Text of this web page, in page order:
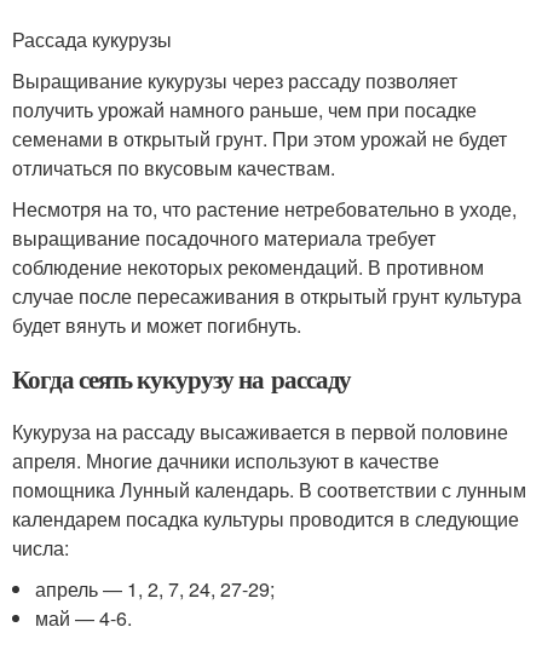
Рассада кукурузы
Выращивание кукурузы через рассаду позволяет
получить урожай намного раньше, чем при посадке
семенами в открытый грунт. При этом урожай не будет
отличаться по вкусовым качествам.
Несмотря на то, что растение нетребовательно в уходе,
выращивание посадочного материала требует
соблюдение некоторых рекомендаций. В противном
случае после пересаживания в открытый грунт культура
будет вянуть и может погибнуть.
Когда сеять кукурузу на рассаду
Кукуруза на рассаду высаживается в первой половине
апреля. Многие дачники используют в качестве
помощника Лунный календарь. В соответствии с лунным
календарем посадка культуры проводится в следующие
числа:
апрель — 1, 2, 7, 24, 27-29;
май — 4-6.